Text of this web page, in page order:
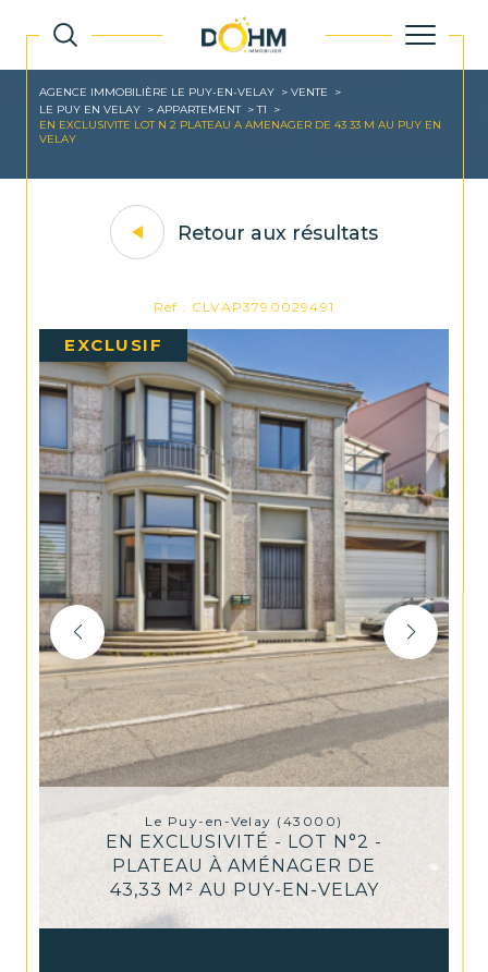
AGENCE IMMOBILIÈRE LE PUY-EN-VELAY
VENTE
LE PUY EN VELAY
APPARTEMENT
T1
EN EXCLUSIVITE LOT N 2 PLATEAU A AMENAGER DE 43 33 M AU PUY EN
VELAY
Retour aux résultats
Réf : CLVAP3790029491
EXCLUSIF
Le Puy-en-Velay (43000)
EN EXCLUSIVITÉ - LOT N°2 -
PLATEAU À AMÉNAGER DE
43,33 M² AU PUY-EN-VELAY